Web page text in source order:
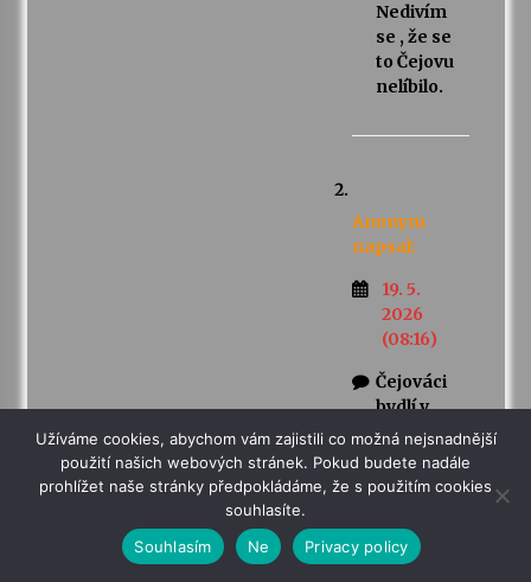
Nedivím
se , že se
to Čejovu
nelíbilo.
Anonym
napsal:
19. 5.
2026
(08:16)
Čejováci
bydlí v
remízku?
Anonym
Užíváme cookies, abychom vám zajistili co možná nejsnadnější
použití našich webových stránek. Pokud budete nadále
prohlížet naše stránky předpokládáme, že s použitím cookies
souhlasíte.
Souhlasím
Ne Privacy policy